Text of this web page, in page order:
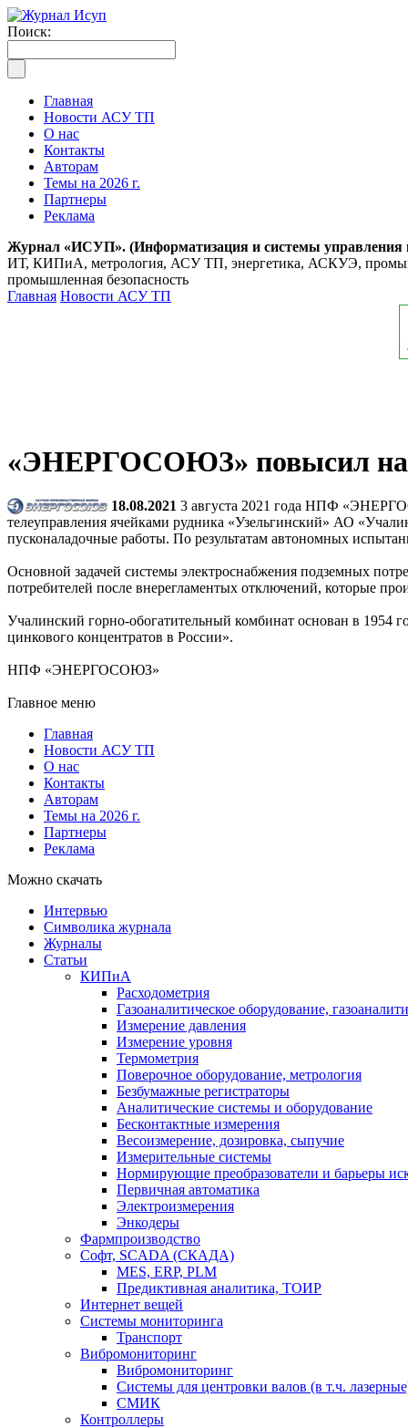
Поиск:
Главная
Новости АСУ ТП
О нас
Контакты
Авторам
Темы на 2026 г.
Партнеры
Реклама
Журнал «ИСУП». (Информатизация и системы
ИТ, КИПиА, метрология, АСУ ТП, энергетика, АСКУЭ,
промышленная безопасность
Главная Новости АСУ ТП
«ЭНЕРГОСОЮЗ» повысил
18.08.2021 3 августа 2021 года НПФ
телеуправления ячейками рудника «Узельгинский» АО
пусконаладочные работы. По результатам автономных
Основной задачей системы электроснабжения подземных
потребителей после внерегламентых отключений, которые
Учалинский горно-обогатительный комбинат основан в 1954
цинкового концентратов в России».
НПФ «ЭНЕРГОСОЮЗ»
Главное меню
Главная
Новости АСУ ТП
О нас
Контакты
Авторам
Темы на 2026 г.
Партнеры
Реклама
Можно скачать
Интервью
Символика журнала
Журналы
Статьи
КИПиА
Расходометрия
Газоаналитическое оборудование,
Измерение давления
Измерение уровня
Термометрия
Поверочное оборудование, метрология
Безбумажные регистраторы
Аналитические системы и оборудование
Бесконтактные измерения
Весоизмерение, дозировка, сыпучие
Измерительные системы
Нормирующие преобразователи и барьеры
Первичная автоматика
Электроизмерения
Энкодеры
Фармпроизводство
Софт, SCADA (СКАДА)
MES, ERP, PLM
Предиктивная аналитика, ТОИР
Интернет вещей
Системы мониторинга
Транспорт
Вибромониторинг
Вибромониторинг
Системы для центровки валов (в т.ч.
СМИК
Контроллеры